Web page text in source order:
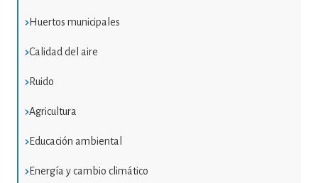
Huertos municipales
Calidad del aire
Ruido
Agricultura
Educación ambiental
Energía y cambio climático